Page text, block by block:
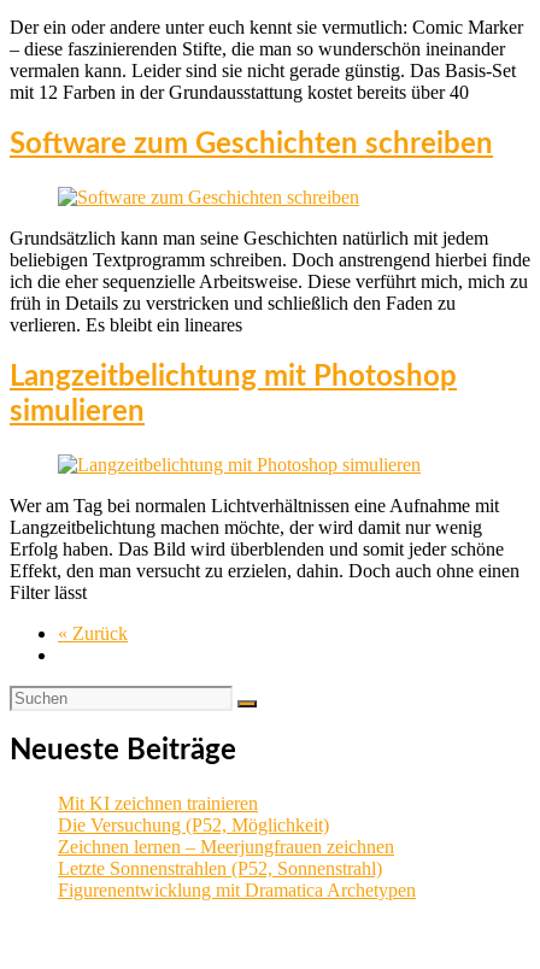
Der ein oder andere unter euch kennt sie vermutlich: Comic Marker
– diese faszinierenden Stifte, die man so wunderschön ineinander
vermalen kann. Leider sind sie nicht gerade günstig. Das Basis-Set
mit 12 Farben in der Grundausstattung kostet bereits über 40
Software zum Geschichten schreiben
Grundsätzlich kann man seine Geschichten natürlich mit jedem
beliebigen Textprogramm schreiben. Doch anstrengend hierbei finde
ich die eher sequenzielle Arbeitsweise. Diese verführt mich, mich zu
früh in Details zu verstricken und schließlich den Faden zu
verlieren. Es bleibt ein lineares
Langzeitbelichtung mit Photoshop
simulieren
Wer am Tag bei normalen Lichtverhältnissen eine Aufnahme mit
Langzeitbelichtung machen möchte, der wird damit nur wenig
Erfolg haben. Das Bild wird überblenden und somit jeder schöne
Effekt, den man versucht zu erzielen, dahin. Doch auch ohne einen
Filter lässt
« Zurück
Neueste Beiträge
Mit KI zeichnen trainieren
Die Versuchung (P52, Möglichkeit)
Zeichnen lernen – Meerjungfrauen zeichnen
Letzte Sonnenstrahlen (P52, Sonnenstrahl)
Figurenentwicklung mit Dramatica Archetypen